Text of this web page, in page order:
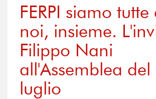
FERPI siamo tutte
noi, insieme.
Filippo Nani
all'Assemblea del
luglio